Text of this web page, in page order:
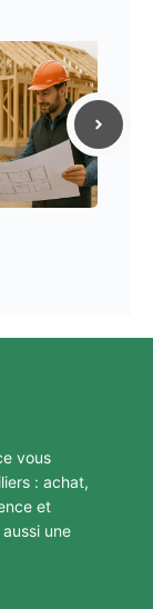
vous
: achat,
et
aussi une